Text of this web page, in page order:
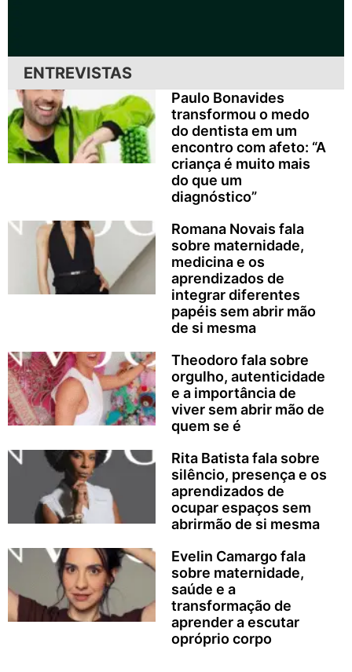
ENTREVISTAS
Paulo Bonavides
transformou o medo
do dentista em um
encontro com afeto: “A
criança é muito mais
do que um
diagnóstico”
Romana Novais fala
sobre maternidade,
medicina e os
aprendizados de
integrar diferentes
papéis sem abrir mão
de si mesma
Theodoro fala sobre
orgulho, autenticidade
e a importância de
viver sem abrir mão de
quem se é
Rita Batista fala sobre
silêncio, presença e os
aprendizados de
ocupar espaços sem
abrirmão de si mesma
Evelin Camargo fala
sobre maternidade,
saúde e a
transformação de
aprender a escutar
opróprio corpo